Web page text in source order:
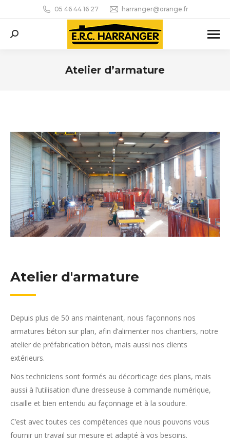
05 46 44 16 27 harranger@orange.fr
Recherche
Atelier d’armature
Atelier d'armature
Depuis plus de 50 ans maintenant, nous façonnons nos
armatures béton sur plan, afin d’alimenter nos chantiers, notre
atelier de préfabrication béton, mais aussi nos clients
extérieurs.
Nos techniciens sont formés au décorticage des plans, mais
aussi à l’utilisation d’une dresseuse à commande numérique,
cisaille et bien entendu au façonnage et à la soudure.
C’est avec toutes ces compétences que nous pouvons vous
fournir un travail sur mesure et adapté à vos besoins.